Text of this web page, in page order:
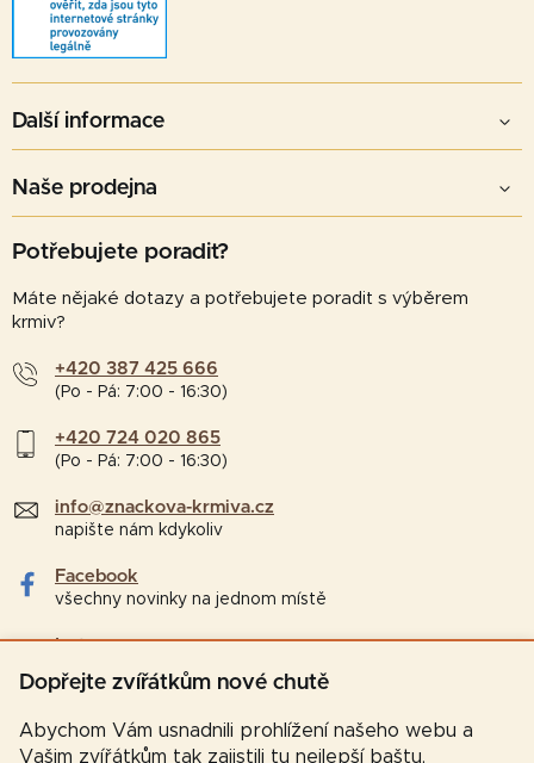
Dopřejte zvířátkům nové chutě
Abychom Vám usnadnili prohlížení našeho webu a
Vašim zvířátkům tak zajistili tu nejlepší baštu,
Další informace
Naše prodejna
Potřebujete poradit?
Máte nějaké dotazy a potřebujete poradit s výběrem
krmiv?
+420 387 425 666
(Po - Pá: 7:00 - 16:30)
+420 724 020 865
(Po - Pá: 7:00 - 16:30)
info@znackova-krmiva.cz
napište nám kdykoliv
Facebook
všechny novinky na jednom místě
Instagram
tipy a zajímavosti pro chovatele